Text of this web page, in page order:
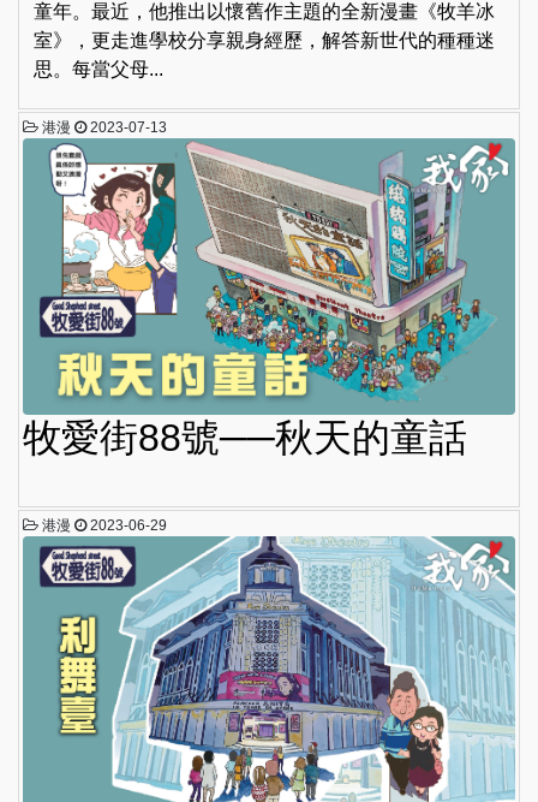
童年。最近，他推出以懷舊作主題的全新漫畫《牧羊冰
室》，更走進學校分享親身經歷，解答新世代的種種迷
思。每當父母...
港漫 2023-07-13
牧愛街88號──秋天的童話
港漫 2023-06-29